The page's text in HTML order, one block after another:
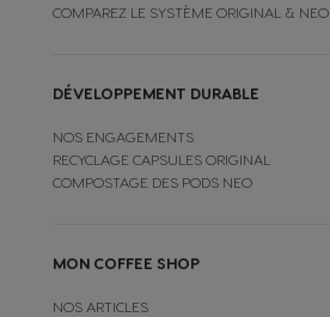
COMPAREZ LE SYSTÈME ORIGINAL & NEO
DÉVELOPPEMENT DURABLE
NOS ENGAGEMENTS
RECYCLAGE CAPSULES ORIGINAL
COMPOSTAGE DES PODS NEO
MON COFFEE SHOP
NOS ARTICLES